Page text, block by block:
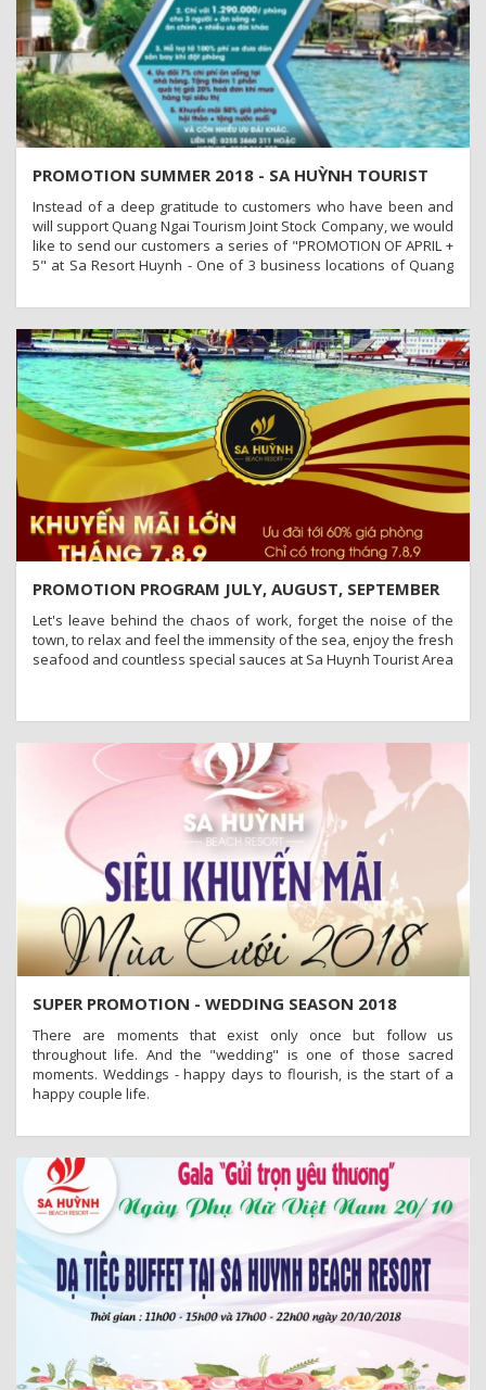
PROMOTION SUMMER 2018 - SA HUỲNH TOURIST
AREA
Instead of a deep gratitude to customers who have been and
will support Quang Ngai Tourism Joint Stock Company, we would
like to send our customers a series of "PROMOTION OF APRIL +
5" at Sa Resort Huynh - One of 3 business locations of Quang
PROMOTION PROGRAM JULY, AUGUST, SEPTEMBER
2018
Let's leave behind the chaos of work, forget the noise of the
town, to relax and feel the immensity of the sea, enjoy the fresh
seafood and countless special sauces at Sa Huynh Tourist Area
SUPER PROMOTION - WEDDING SEASON 2018
There are moments that exist only once but follow us
throughout life. And the "wedding" is one of those sacred
moments. Weddings - happy days to flourish, is the start of a
happy couple life.